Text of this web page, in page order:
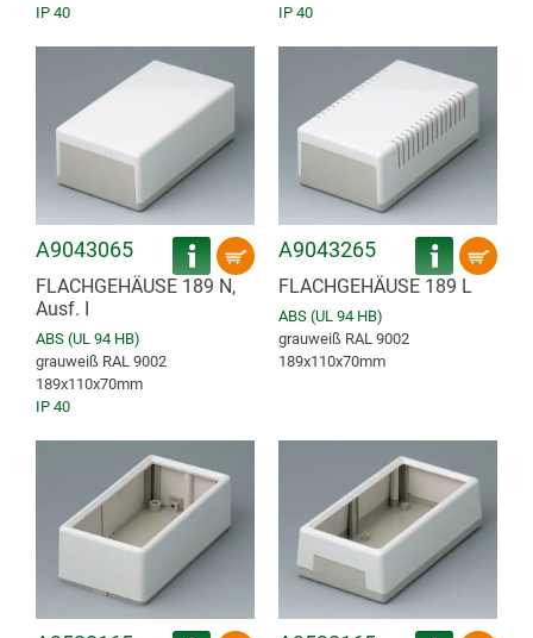
IP 40
IP 40
A9043065
FLACHGEHÄUSE 189 N,
Ausf. I
ABS (UL 94 HB)
grauweiß RAL 9002
189x110x70mm
IP 40
A9043265
FLACHGEHÄUSE 189 L
ABS (UL 94 HB)
grauweiß RAL 9002
189x110x70mm